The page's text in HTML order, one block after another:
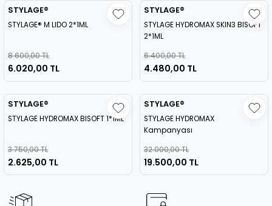
STYLAGE®
STYLAGE® M LIDO 2*1ML
8.600,00 TL
6.020,00 TL
STYLAGE®
STYLAGE HYDROMAX SKIN3 BISOFT
2*1ML
6.400,00 TL
4.480,00 TL
STYLAGE®
STYLAGE HYDROMAX BISOFT 1*1ML
3.750,00 TL
2.625,00 TL
STYLAGE®
STYLAGE HYDROMAX
Kampanyası
32.000,00 TL
19.500,00 TL